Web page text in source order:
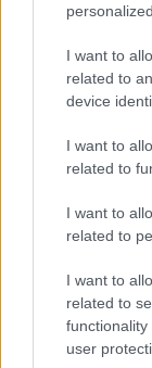
I want to
related to
device
I want to
related to
I want to
related to
I want to
related to
user
American Son -
Anywhere,
Ballast -
Choke -
Frozen River -